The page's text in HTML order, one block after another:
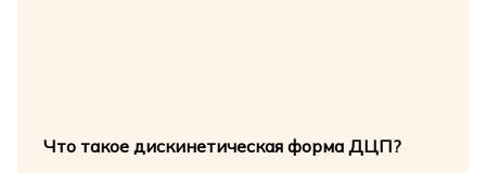
Что такое дискинетическая форма ДЦП?